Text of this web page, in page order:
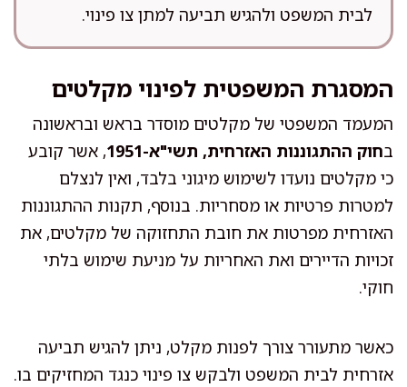
לבית המשפט ולהגיש תביעה למתן צו פינוי.
המסגרת המשפטית לפינוי מקלטים
המעמד המשפטי של מקלטים מוסדר בראש ובראשונה
בחוק ההתגוננות האזרחית, תשי"א-1951
, אשר קובע
כי מקלטים נועדו לשימוש מיגוני בלבד, ואין לנצלם
למטרות פרטיות או מסחריות. בנוסף, תקנות ההתגוננות
האזרחית מפרטות את חובת התחזוקה של מקלטים, את
זכויות הדיירים ואת האחריות על מניעת שימוש בלתי
חוקי.
כאשר מתעורר צורך לפנות מקלט, ניתן להגיש תביעה
אזרחית לבית המשפט ולבקש צו פינוי כנגד המחזיקים בו.